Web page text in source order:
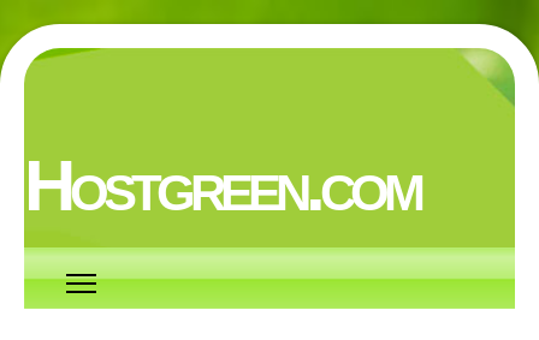
Hostgreen.com